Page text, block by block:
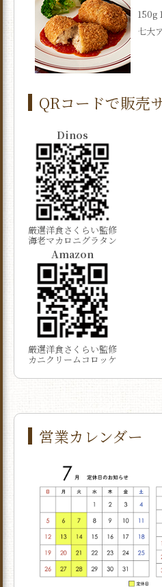
150g
七大
QRコードで販売
Dinos
厳選洋食さくらい監修
海老マカロニグラタン
Amazon
厳選洋食さくらい監修
カニクリームコロッケ
営業カレンダー